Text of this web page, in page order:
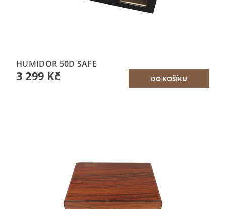
HUMIDOR 50D SAFE
3 299 Kč